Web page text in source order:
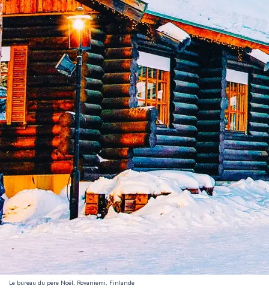
Le bureau du père Noël, Rovaniemi, Finlande